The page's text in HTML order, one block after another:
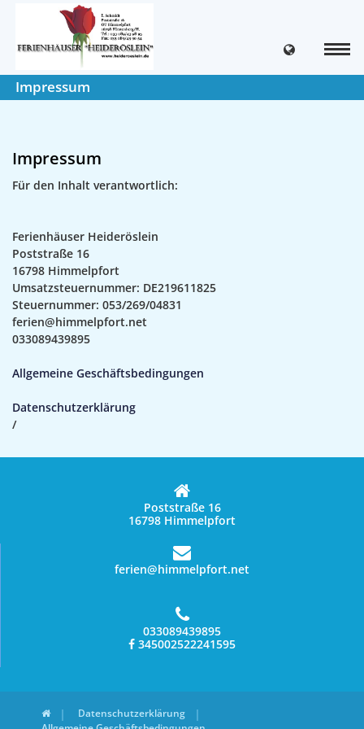
Impressum
Impressum
Für den Inhalt verantwortlich:
Ferienhäuser Heideröslein
Poststraße 16
16798 Himmelpfort
Umsatzsteuernummer: DE219611825
Steuernummer: 053/269/04831
ferien@himmelpfort.net
033089439895
Allgemeine Geschäftsbedingungen
Datenschutzerklärung
/
Poststraße 16
16798 Himmelpfort
ferien@himmelpfort.net
033089439895
345002522241595
Datenschutzerklärung